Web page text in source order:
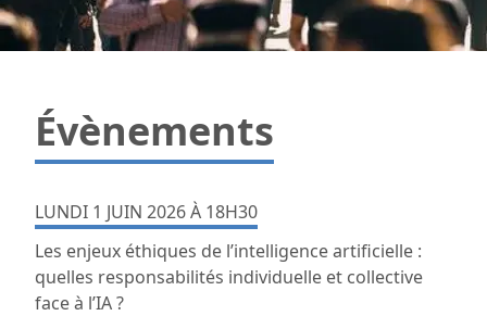
Évènements
LUNDI 1 JUIN 2026 À 18H30
Les enjeux éthiques de l’intelligence artificielle :
quelles responsabilités individuelle et collective
face à l’IA ?